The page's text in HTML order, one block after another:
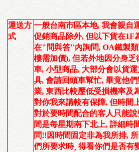
運送方
式
一般台南市區本地, 我會親自
促銷商品除外, 但以下貨在1F
在"問與答"內詢問, OA鐵製
樓需加價), 但若外地因分身乏
車, 小型商品, 大部分會以貨
具, 會請回頭車幫忙, 畢竟他
業, 東西比較壓低受損機率及
對你我來講較有保障, 但時間
對於要時間配合的客人只能
間是每星期南下北上, 詳細時
問!!因時間固定非為我所排,
們所要求時¸ 得看你們是否有